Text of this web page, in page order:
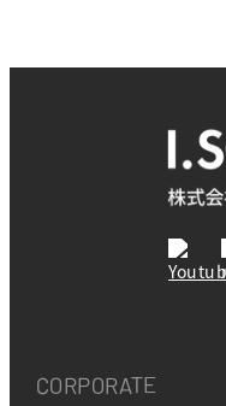
CORPORATE